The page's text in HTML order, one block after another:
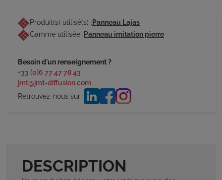
Produit(s) utilisé(s) : Panneau Lajas
Gamme utilisée : Panneau imitation pierre
Besoin d'un renseignement ?
+33 (0)6 77 47 78 43
jmt@jmt-diffusion.com
Retrouvez-nous sur :
DESCRIPTION